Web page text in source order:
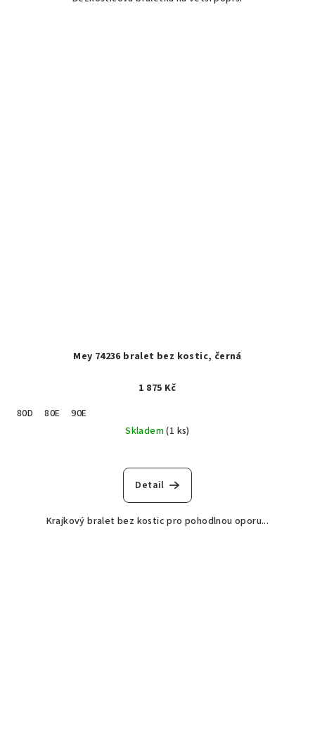
Mey 74236 bralet bez kostic, černá
1 875 Kč
80D
80E
90E
Skladem(1 ks)
Detail
Krajkový bralet bez kostic pro pohodlnou oporu...